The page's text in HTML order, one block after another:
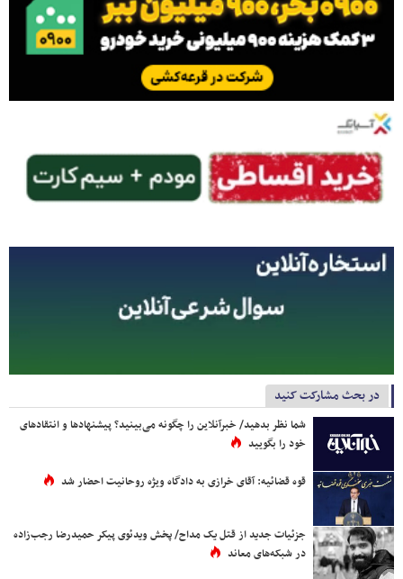
در بحث مشارکت کنید
شما نظر بدهید/ خبرآنلاین را چگونه می‌بینید؟ پیشنهادها و انتقادهای
خود را بگویید
قوه قضائیه: آقای خرازی به دادگاه ویژه روحانیت احضار شد
جزئیات جدید از قتل یک مداح/ پخش ویدئوی پیکر حمیدرضا رجب‌زاده
در شبکه‌های معاند